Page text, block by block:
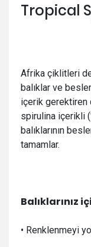
Tropical
Afrika çiklitleri
balıklar ve
içerik gerektiren
spirulina içerikli
balıklarının
tamamlar.
Balıklarınız
• Renklenmeyi